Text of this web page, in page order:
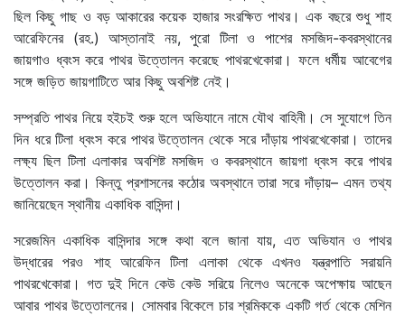
ছিল কিছু গাছ ও বড় আকারের কয়েক হাজার সংরক্ষিত পাথর। এক বছরে শুধু শাহ
আরেফিনের (রহ.) আস্তানাই নয়, পুরো টিলা ও পাশের মসজিদ-কবরস্থানের
জায়গাও ধ্বংস করে পাথর উত্তোলন করেছে পাথরখেকোরা। ফলে ধর্মীয় আবেগের
সঙ্গে জড়িত জায়গাটিতে আর কিছু অবশিষ্ট নেই।
সম্প্রতি পাথর নিয়ে হইচই শুরু হলে অভিযানে নামে যৌথ বাহিনী। সে সুযোগে তিন
দিন ধরে টিলা ধ্বংস করে পাথর উত্তোলন থেকে সরে দাঁড়ায় পাথরখেকোরা। তাদের
লক্ষ্য ছিল টিলা এলাকার অবশিষ্ট মসজিদ ও কবরস্থানে জায়গা ধ্বংস করে পাথর
উত্তোলন করা। কিন্তু প্রশাসনের কঠোর অবস্থানে তারা সরে দাঁড়ায়– এমন তথ্য
জানিয়েছেন স্থানীয় একাধিক বাসিন্দা।
সরেজমিন একাধিক বাসিন্দার সঙ্গে কথা বলে জানা যায়, এত অভিযান ও পাথর
উদ্ধারের পরও শাহ আরেফিন টিলা এলাকা থেকে এখনও যন্ত্রপাতি সরায়নি
পাথরখেকোরা। গত দুই দিনে কেউ কেউ সরিয়ে নিলেও অনেকে অপেক্ষায় আছেন
আবার পাথর উত্তোলনের। সোমবার বিকেলে চার শ্রমিককে একটি গর্ত থেকে মেশিন